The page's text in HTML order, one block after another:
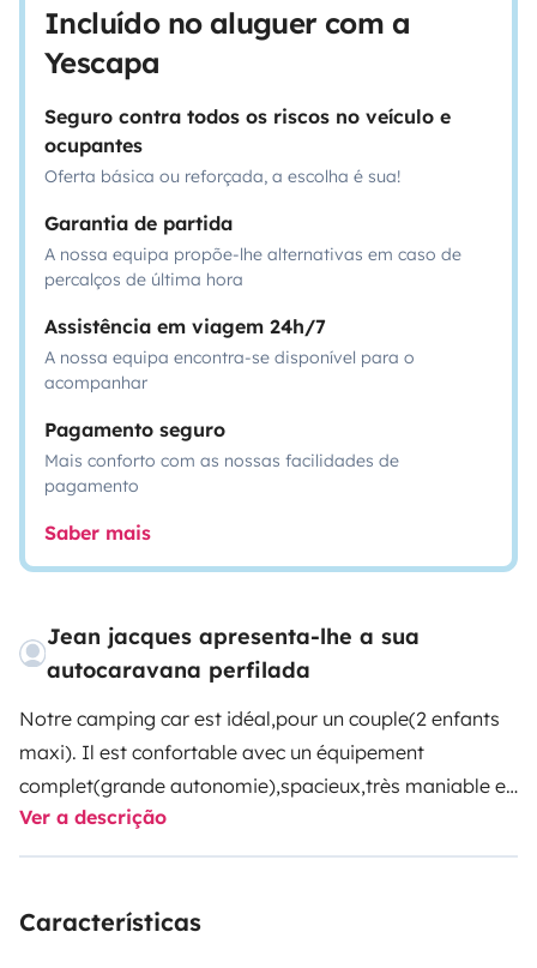
Incluído no aluguer com a
Yescapa
Seguro contra todos os riscos no veículo e
ocupantes
Oferta básica ou reforçada, a escolha é sua!
Garantia de partida
A nossa equipa propõe-lhe alternativas em caso de
percalços de última hora
Assistência em viagem 24h/7
A nossa equipa encontra-se disponível para o
acompanhar
Pagamento seguro
Mais conforto com as nossas facilidades de
pagamento
Saber mais
Jean jacques apresenta-lhe a sua
autocaravana perfilada
Notre camping car est idéal,pour un couple(2 enfants
maxi). Il est confortable avec un équipement
complet(grande autonomie),spacieux,très maniable et
agréable a conduire.Nous serons a votre écoute pour
vous donner les conseils pour votre séjour . Nous
vacances. Nous sommes diponibles pour toute
Ver a descrição
Características